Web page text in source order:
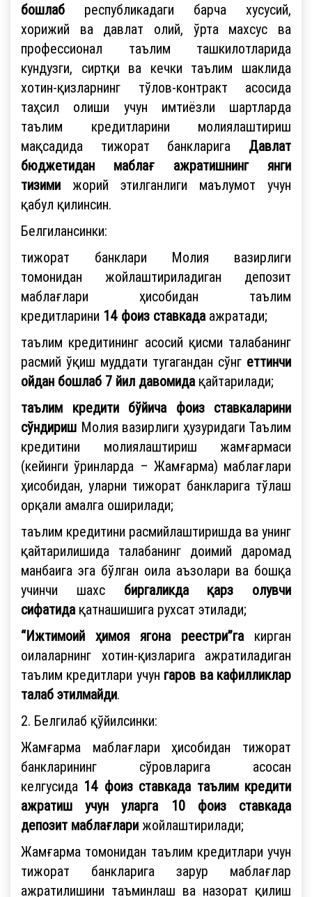
бошлаб республикадаги барча хусусий,
хорижий ва давлат олий, ўрта махсус ва
профессионал таълим ташкилотларида
кундузги, сиртқи ва кечки таълим шаклида
хотин-қизларнинг тўлов-контракт асосида
таҳсил олиши учун имтиёзли шартларда
таълим кредитларини молиялаштириш
мақсадида тижорат банкларига Давлат
бюджетидан маблағ ажратишнинг янги
тизими жорий этилганлиги маълумот учун
қабул қилинсин.
Белгилансинки:
тижорат банклари Молия вазирлиги
томонидан жойлаштириладиган депозит
маблағлари ҳисобидан таълим
кредитларини 14 фоиз ставкада ажратади;
таълим кредитининг асосий қисми талабанинг
расмий ўқиш муддати тугагандан сўнг еттинчи
ойдан бошлаб 7 йил давомидақайтарилади;
таълим кредити бўйича фоиз ставкаларини
сўндириш Молия вазирлиги ҳузуридаги Таълим
кредитини молиялаштириш жамғармаси
(кейинги ўринларда – Жамғарма) маблағлари
ҳисобидан, уларни тижорат банкларига тўлаш
орқали амалга оширилади;
таълим кредитини расмийлаштиришда ва унинг
қайтарилишида талабанинг доимий даромад
манбаига эга бўлган оила аъзолари ва бошқа
учинчи шахс биргаликда қарз олувчи
сифатидақатнашишига рухсат этилади;
“Ижтимоий ҳимоя ягона реестри”га кирган
оилаларнинг хотин-қизларига ажратиладиган
таълим кредитлари учун гаров ва кафилликлар
талаб этилмайди.
2. Белгилаб қўйилсинки:
Жамғарма маблағлари ҳисобидан тижорат
банкларининг сўровларига асосан
келгусида 14 фоиз ставкада таълим кредити
ажратиш учун
уларга 10 фоиз ставкада
депозит маблағлари жойлаштирилади;
Жамғарма томонидан таълим кредитлари учун
тижорат банкларига зарур маблағлар
ажратилишини таъминлаш ва назорат қилиш